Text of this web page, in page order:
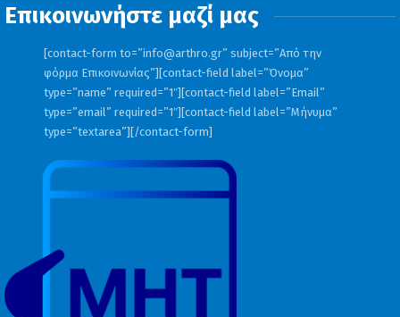
Επικοινωνήστε μαζί μας
[contact-form to=”info@arthro.gr” subject=”Από την
φόρμα Επικοινωνίας”][contact-field label=”Όνομα”
type=”name” required=”1″][contact-field label=”Email”
type=”email” required=”1″][contact-field label=”Μήνυμα”
type=”textarea”][/contact-form]